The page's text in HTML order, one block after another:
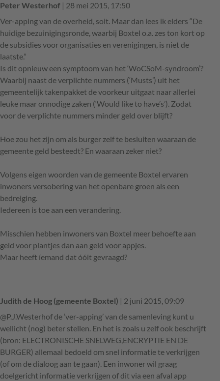
Peter Westerhof | 28 mei 2015, 17:50
Ver-apping van de overheid, soit. Maar dan lees ik elders “De
huidige bezuinigingsronde, waarbij Boxtel o.a. zes ton kort op
de subsidies voor organisaties en verenigingen, is niet de
laatste.”
Is dit opnieuw een symptoom van het ‘WoCSoM-syndroom’?
Waarbij naast de verplichte nummers (‘Musts’) uit het
gemeentelijk takenpakket de voorkeur uitgaat naar allerlei
leuke maar onnodige zaken (‘Would like to have’s’). Zodat
voor de verplichte nummers minder geld over blijft?
Hoe zou het zijn om als burger zelf te besluiten waaraan de
gemeente geld besteedt? En waaraan zeker niet?
Volgens eigen woorden van de gemeente Boxtel ervaren
inwoners versobering van het openbare groen als een
bedreiging.
Iedereen is toe aan een verandering.
Misschien hebben inwoners van Boxtel meer behoefte aan
geld voor plantjes dan aan geld voor appjes.
Maar heeft íemand dat óóit gevraagd?
Judith de Hoog (gemeente Boxtel) | 2 juni 2015, 09:09
@P.J.Westerhof de ‘ver-apping’ van de samenleving kunt u
wellicht (nog) beter stellen. En het is zoals u zelf ook beschrijft
(bron: ELECTRONISCHE SNELWEG,ENCRYPTIE EN DE
BURGER) allemaal bedoeld om snel informatie te verkrijgen
(of om de dialoog aan te gaan). Een inwoner wil graag
doelgericht informatie verkrijgen of dit via een afval app